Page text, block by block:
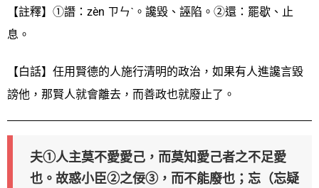
【註釋】①譖：zèn ㄗㄣˋ。讒毀、誣陷。②還：罷歇、止
息。
【白話】任用賢德的人施行清明的政治，如果有人進讒言毀
謗他，那賢人就會離去，而善政也就廢止了。
夫①人主莫不愛愛己，而莫知愛己者之不足愛
也。故惑小臣②之佞③，而不能廢也；忘 （忘疑